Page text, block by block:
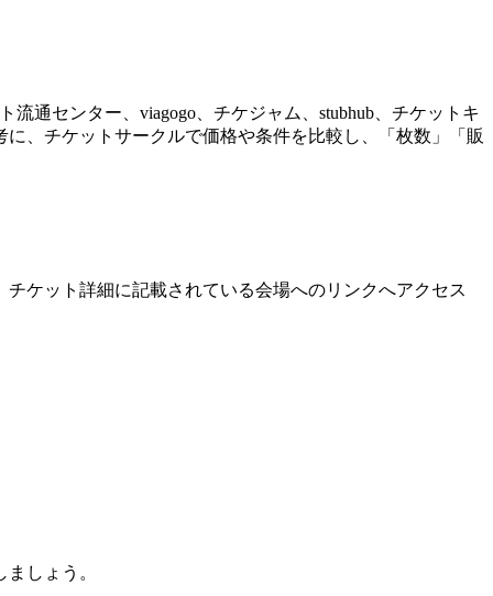
通センター、viagogo、チケジャム、stubhub、チケットキ
、チケットサークルで価格や条件を比較し、「枚数」「販
ケット詳細に記載されている会場へのリンクへアクセス
しょう。